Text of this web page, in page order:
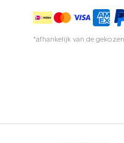
*afhankelijk van de